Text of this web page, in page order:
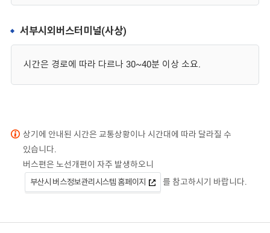
서부시외버스터미널(사상)
시간은 경로에 따라 다르나 30~40분 이상 소요.
상기에 안내된 시간은 교통상황이나 시간대에 따라 달라질 수
있습니다.
버스편은 노선개편이 자주 발생하오니
부산시 버스정보관리시스템 홈페이지
를 참고하시기 바랍니다.